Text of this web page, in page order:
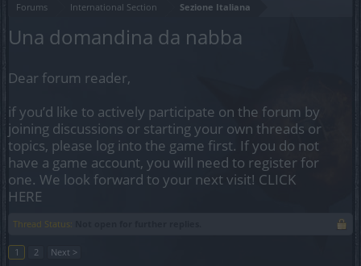
Forums International Section Sezione Italiana
Una domandina da nabba
Dear forum reader,
if you’d like to actively participate on the forum by
joining discussions or starting your own threads or
topics, please log into the game first. If you do not
have a game account, you will need to register for
one. We look forward to your next visit! CLICK
HERE
Thread Status:
1 2 Next >